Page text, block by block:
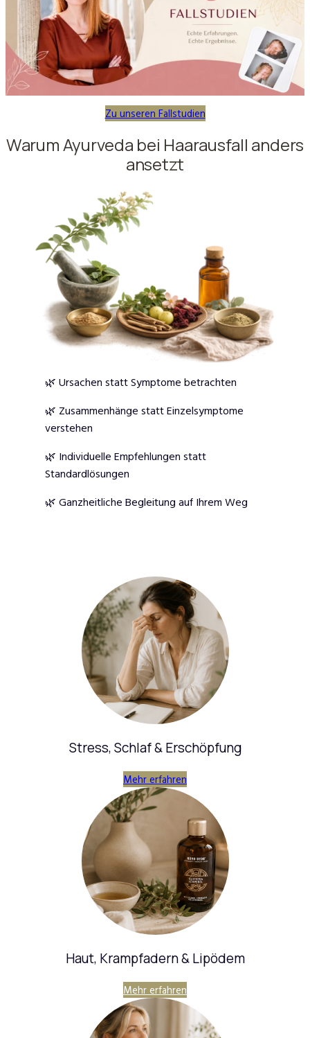
Zu unseren Fallstudien
Warum Ayurveda bei Haarausfall anders
ansetzt
🌿 Ursachen statt Symptome betrachten
🌿 Zusammenhänge statt Einzelsymptome
verstehen
🌿 Individuelle Empfehlungen statt
Standardlösungen
🌿 Ganzheitliche Begleitung auf Ihrem Weg
Stress, Schlaf & Erschöpfung
Mehr erfahren
Haut, Krampfadern & Lipödem
Mehr erfahren